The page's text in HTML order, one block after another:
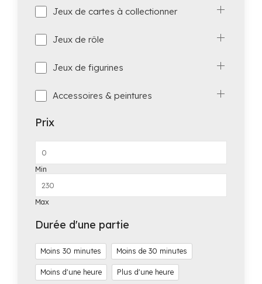
Jeux de cartes à collectionner
Jeux de rôle
Jeux de figurines
Accessoires & peintures
Prix
Min
Max
Durée d'une partie
Moins 30 minutes Moins de 30 minutes
Moins d'une heure Plus d'une heure